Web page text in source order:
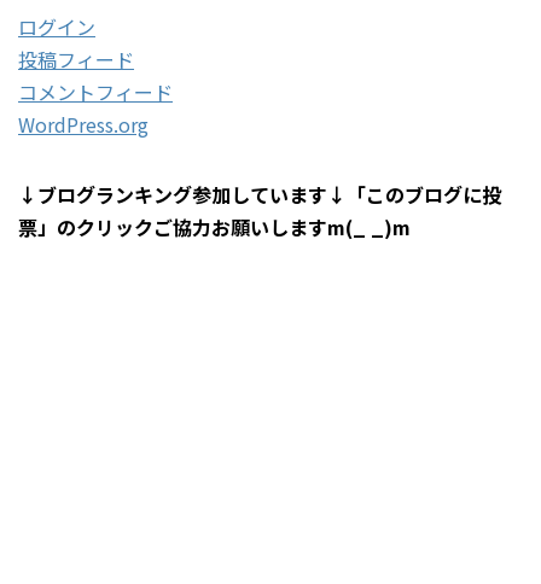
ログイン
投稿フィード
コメントフィード
WordPress.org
↓ブログランキング参加しています↓「このブログに投
票」のクリックご協力お願いしますm(_ _)m